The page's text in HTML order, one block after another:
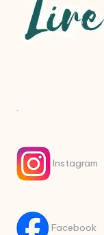
.
Instagram
Facebook